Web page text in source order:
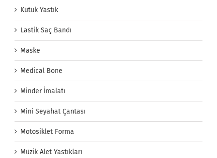
Kütük Yastık
Lastik Saç Bandı
Maske
Medical Bone
Minder İmalatı
Mini Seyahat Çantası
Motosiklet Forma
Müzik Alet Yastıkları